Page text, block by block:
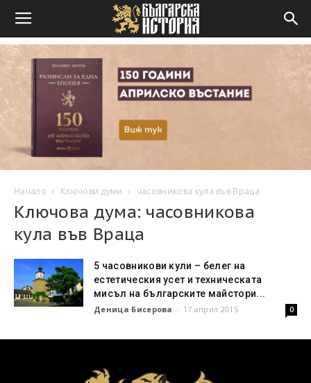
Начало Ключови думи часовникова кула във Враца
Ключова дума: часовникова
кула във Враца
5 часовникови кули – белег на
естетическия усет и техническата
мисъл на българските майстори...
Деница Бисерова - 17 април 2015 0